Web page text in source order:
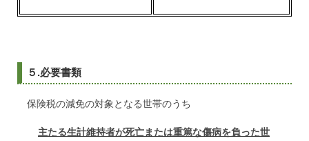
５.必要書類
保険税の減免の対象となる世帯のうち
主たる生計維持者が死亡または重篤な傷病を負った世